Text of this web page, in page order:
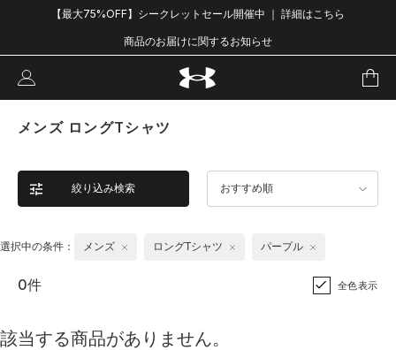
【最大75%OFF】シークレットセール開催中 ｜ 詳細はこちら
商品のお届けに関するお知らせ
メンズ ロングTシャツ
絞り込み検索 おすすめ順
選択中の条件： メンズ ロングTシャツ パープル
0件 全色表示
該当する商品がありません。